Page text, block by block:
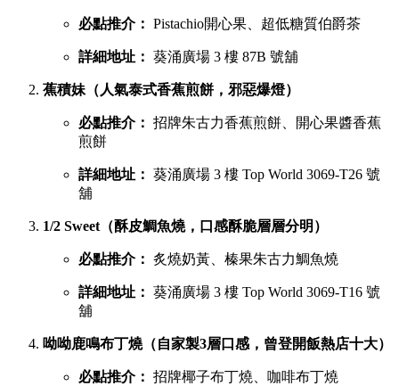
必點推介： Pistachio開心果、超低糖質伯爵茶
詳細地址： 葵涌廣場 3 樓 87B 號舖
蕉積妹（人氣泰式香蕉煎餅，邪惡爆燈）
必點推介： 招牌朱古力香蕉煎餅、開心果醬香蕉
煎餅
詳細地址： 葵涌廣場 3 樓 Top World 3069-T26 號
舖
1/2 Sweet（酥皮鯛魚燒，口感酥脆層層分明）
必點推介： 炙燒奶黃、榛果朱古力鯛魚燒
詳細地址： 葵涌廣場 3 樓 Top World 3069-T16 號
舖
呦呦鹿鳴布丁燒（自家製3層口感，曾登開飯熱店十大）
必點推介： 招牌椰子布丁燒、咖啡布丁燒